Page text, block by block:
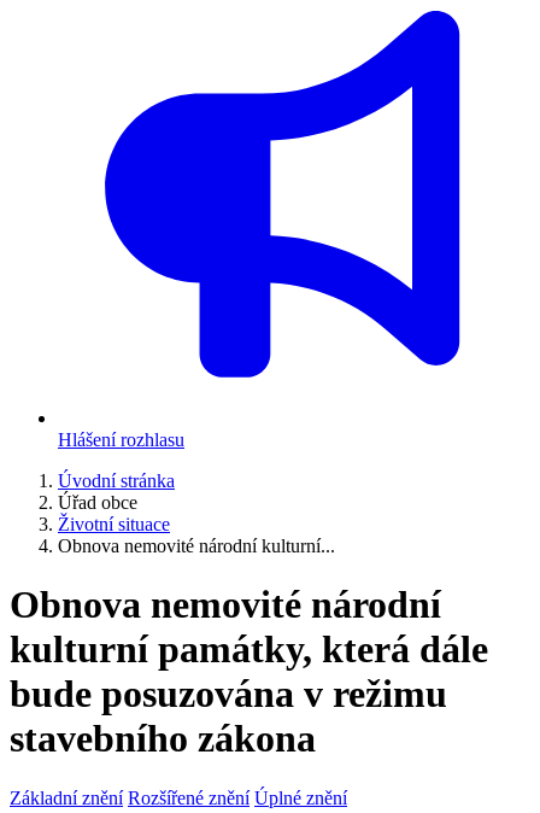
Hlášení rozhlasu
Úvodní stránka
Úřad obce
Životní situace
Obnova nemovité národní kulturní...
Obnova nemovité národní
kulturní památky, která dále
bude posuzována v režimu
stavebního zákona
Základní znění Rozšířené znění Úplné znění